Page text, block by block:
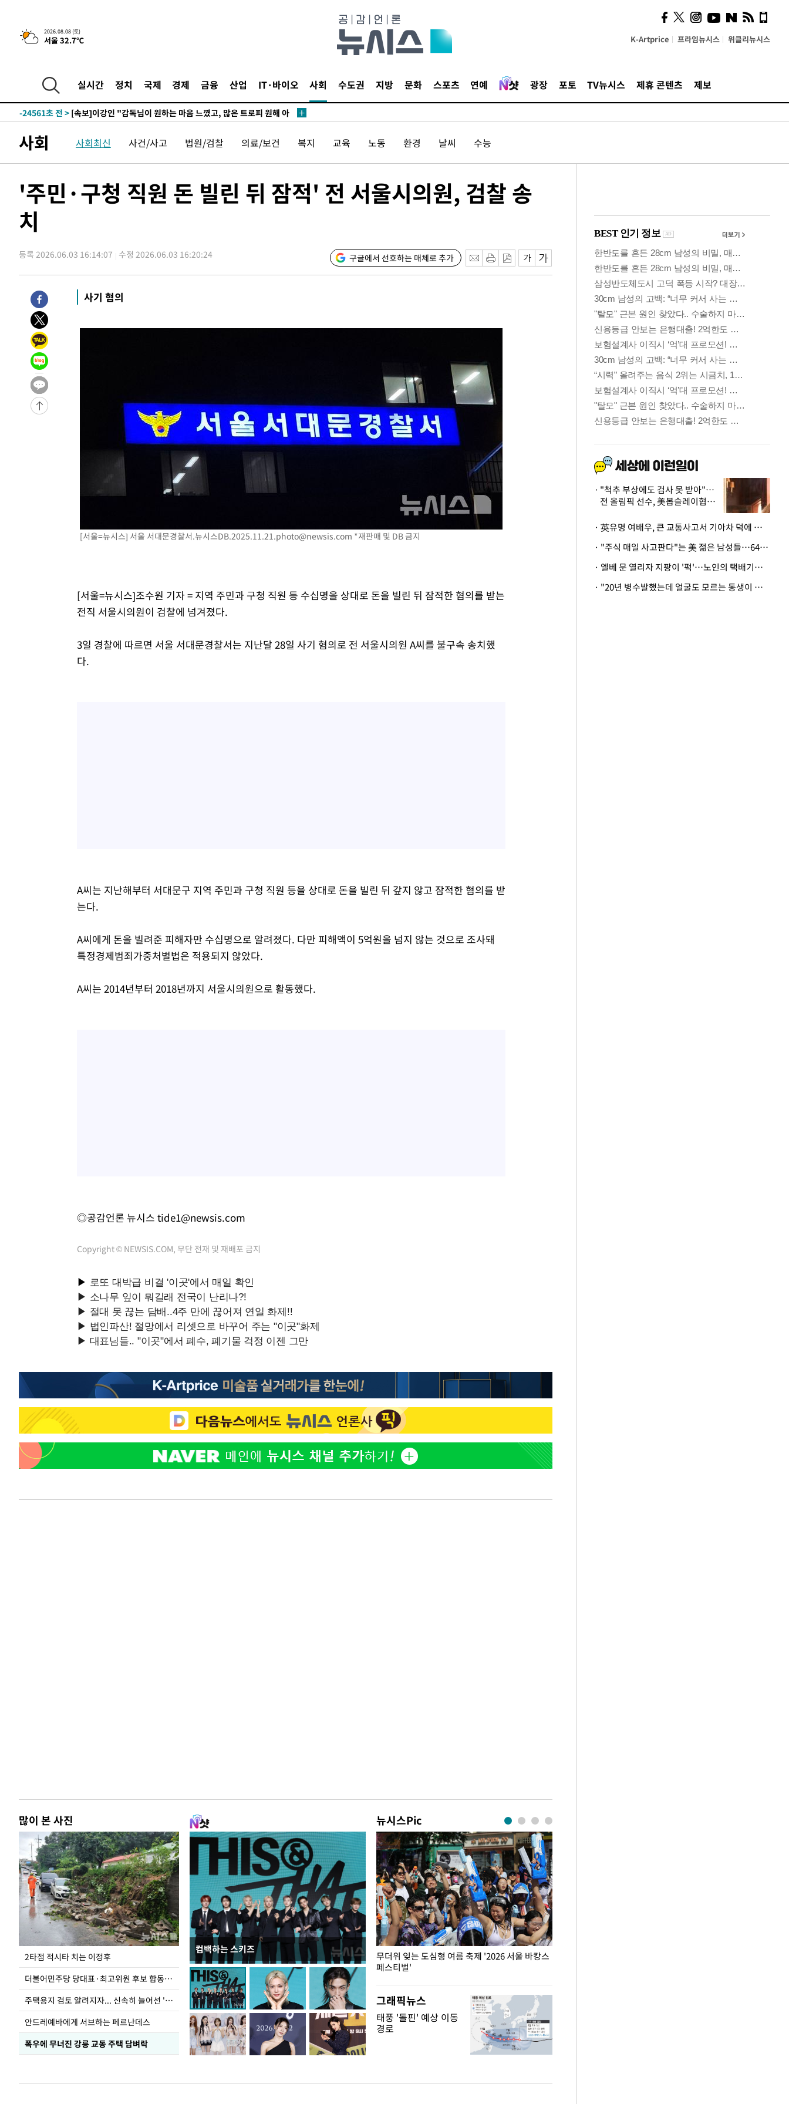
2026.08.08 (토)
서울 32.7℃ K-Artprice 프라임뉴시스 위클리뉴시스
실시간 정치 국제 경제 금융 산업 IT·바이오 사회 수도권 지방 문화 스포츠 연예 광장 포토 TV뉴시스 제휴 콘텐츠 제보
5시간 전 >[속보]뉴욕증시 상승 마감…S&P 0.6% 나스닥 1.3%↑
-32048초 전 >[속보]與 대표 경선 제주·인천 당원투표…金 47.75%·鄭
-31517초 전 >
[속보]與 당대표 경선, 제주·인천 권리당원 투표 김민석 승리
-25291초 전 >
-24561초 전 > [속보]이강인 "감독님이 원하는 마음 느꼈고, 많은 트로피 원해 아
-23312초 전 >
온열질환 사망자 3명 늘어…누적 환자 3000명 돌파
-17257초 전 >강릉에 시간당 81.4㎜ 물폭탄…도로 잠기고 담벼락 붕괴
-11074초 전 > 선재도서 해루질 나섰다 실종 60대, 닷새 만에 숨진 채 발견
-8608초 전 >
-7984초 전 >
주 날씨]
-1229초 전 >축구협회 "압수수색·성접대 논란 사과…쇄신의 기회로 삼겠다"
4분 전 >[속보]'압수수색·성접대 논란' 축구협회 "실망과 걱정 안겨드려 죄송"
3시간 전 >
'최고 37도' 폭염 지속…강원동해안 최대 150㎜ 비
5시간 전 >
-32048초 전 >
[속보]與 대표 경선 제주·인천 당원투표…金 47.75%·鄭
42.08%·宋 10.17%
-31582초 전 >
것"
-31517초 전 >
-25291초 전 >
-24561초 전 >
틀레티코 이적"
-24343초 전 >
수도권 40도 육박 '펄펄'…동해안 일부 지역엔 호의주의보
온열질환 사망자 3명 늘어…누적 환자 3000명 돌파
강릉에 시간당 81.4㎜ 물폭탄…도로 잠기고 담벼락 붕괴
백운산서 80년근 천종산삼 9뿌리 발견…감정가 1.3억원
선재도서 해루질 나섰다 실종 60대, 닷새 만에 숨진 채 발견
남자 농구, 나고야 아시안게임서 '홈팀' 일본과 한일전
축구협회 "압수수색·성접대 논란 사과…쇄신의 기회로 삼겠다"
[속보]뉴욕증시 상승 마감…S&P 0.6% 나스닥 1.3%↑
사회 사회최신 사건/사고 법원/검찰 의료/보건 복지 교육 노동 환경 날씨 수능
'주민·구청 직원 돈 빌린 뒤 잠적' 전 서울시의원, 검찰 송
치
등록 2026.06.03 16:14:07 수정 2026.06.03 16:20:24 구글에서 선호하는 매체로 추가
사기 혐의
[서울=뉴시스] 서울 서대문경찰서.뉴시스DB.2025.11.21.photo@newsis.com *재판매 및 DB 금지
[서울=뉴시스]조수원 기자 = 지역 주민과 구청 직원 등 수십명을 상대로 돈을 빌린 뒤 잠적한 혐의를 받는
전직 서울시의원이 검찰에 넘겨졌다.
3일 경찰에 따르면 서울 서대문경찰서는 지난달 28일 사기 혐의로 전 서울시의원 A씨를 불구속 송치했
다.
A씨는 지난해부터 서대문구 지역 주민과 구청 직원 등을 상대로 돈을 빌린 뒤 갚지 않고 잠적한 혐의를 받
는다.
A씨에게 돈을 빌려준 피해자만 수십명으로 알려졌다. 다만 피해액이 5억원을 넘지 않는 것으로 조사돼
특정경제범죄가중처벌법은 적용되지 않았다.
A씨는 2014년부터 2018년까지 서울시의원으로 활동했다.
◎공감언론 뉴시스 tide1@newsis.com
Copyright © NEWSIS.COM, 무단 전재 및 재배포 금지
많이 본 사진
2타점 적시타 치는 이정후
더불어민주당 당대표·최고위원 후보 합동연설회
주택용지 검토 알려지자... 신속히 늘어선 '근조화환'
안드레예바에게 서브하는 페르난데스
폭우에 무너진 강릉 교동 주택 담벼락
컴백하는 스키즈
뉴시스Pic
청와대 일주일
무더위 잊는 도심형 여름 축제 '2026 서울 바캉스
페스티벌'
그래픽뉴스
태풍 '돌핀' 예상 이동
경로
사이 해답 찾았죠"…알을
깨고 나온 '초자아'
"척추 부상에도 검사 못 받아"…
전 올림픽 선수, 美봅슬레이협회
· 英유명 여배우, 큰 교통사고서 기아차 덕에 살았다
· "주식 매일 사고판다"는 美 젊은 남성들…64%가 "나는 인생의 패배자“
· 엘베 문 열리자 지팡이 '퍽'…노인의 택배기사 폭행 이유
· "20년 병수발했는데 얼굴도 모르는 동생이 유산 절반을"…배다른 형제 상속권 있을까